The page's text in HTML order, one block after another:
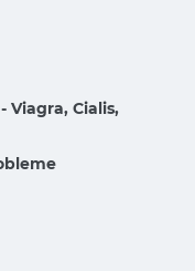
Cialis,